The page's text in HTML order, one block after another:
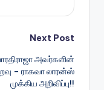
Next Post
அவர்களின்
– ராகவா லாரன்ஸ்
முக்கிய அறிவிப்பு!!